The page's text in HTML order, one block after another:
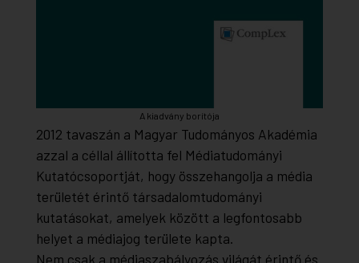
A kiadvány borítója
2012 tavaszán a Magyar Tudományos Akadémia
azzal a céllal állította fel Médiatudományi
Kutatócsoportját, hogy összehangolja a média
területét érintő társadalomtudományi
kutatásokat, amelyek között a legfontosabb
helyet a médiajog területe kapta.
Nem csak a médiaszabályozás világát érintő és